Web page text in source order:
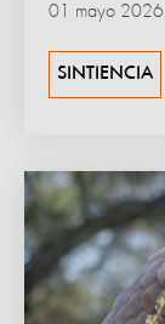
01 mayo 2026
SINTIENCIA